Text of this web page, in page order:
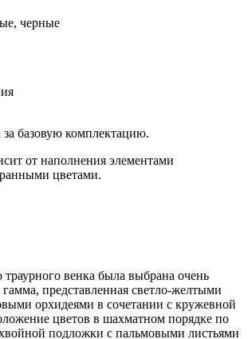
черные
за базовую комплектацию.
от наполнения элементами
цветами.
траурного венка была выбрана очень
гамма, представленная светло-желтыми
орхидеями в сочетании с кружевной
цветов в шахматном порядке по
подложки с пальмовыми листьями